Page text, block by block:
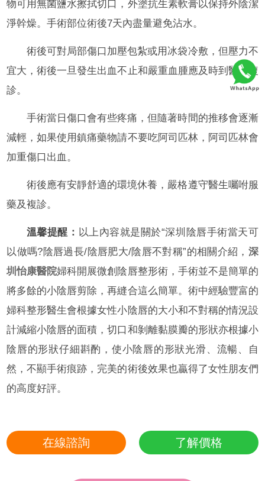
物可用無菌鹽水擦拭切口，外塗抗生素軟膏以保持外陰潔
淨幹燥。手術部位術後7天內盡量避免沾水。
術後可對局部傷口加壓包紮或用冰袋冷敷，但壓力不
宜大，術後一旦發生出血不止和嚴重血腫應及時到醫院複
診。
手術當日傷口會有些疼痛，但隨著時間的推移會逐漸
減輕，如果使用鎮痛藥物請不要吃阿司匹林，阿司匹林會
加重傷口出血。
術後應有安靜舒適的環境休養，嚴格遵守醫生囑咐服
藥及複診。
溫馨提醒： 以上內容就是關於“深圳陰唇手術當天可
以做嗎?陰唇過長/陰唇肥大/陰唇不對稱”的相關介紹， 深
圳怡康醫院婦科開展微創陰唇整形術，手術並不是簡單的
將多餘的小陰唇剪除，再縫合這么簡單。術中經驗豐富的
婦科整形醫生會根據女性小陰唇的大小和不對稱的情況設
計減縮小陰唇的面積，切口和剝離黏膜瓣的形狀亦根據小
陰唇的形狀仔細斟酌，使小陰唇的形狀光滑、流暢、自
然，不顯手術痕跡，完美的術後效果也贏得了女性朋友們
的高度好評。
在線諮詢 了解價格